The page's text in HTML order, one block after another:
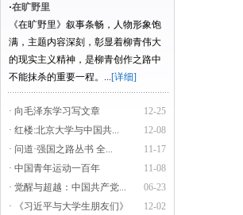
·在旷野里
《在旷野里》叙事条畅，人物形象饱
满，主题内容深刻，彰显着柳青伟大
的现实主义精神，是柳青创作之路中
不能抹杀的重要一程。...[详细]
12-25
· 向毛泽东学习写文章
12-08
· 红楼:北京大学与中国共...
11-17
· 问道·强国之路丛书 全...
11-08
· 中国青年运动一百年
06-23
· 觉醒与超越：中国共产党...
12-02
· 《习近平与大学生朋友们》